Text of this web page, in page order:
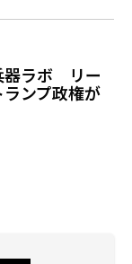
器ラボ リー
ンプ政権が